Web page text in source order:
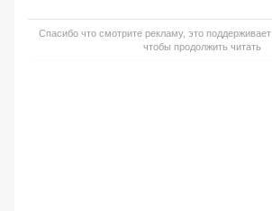
Спасибо что смотрите рекламу, это поддерживает
чтобы продолжить читать